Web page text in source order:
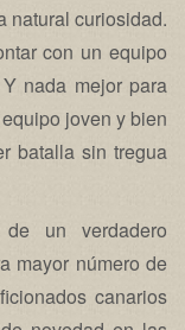
natural curiosidad.
con un equipo
nada mejor para
joven y bien
batalla sin tregua
un verdadero
mayor número de
canarios